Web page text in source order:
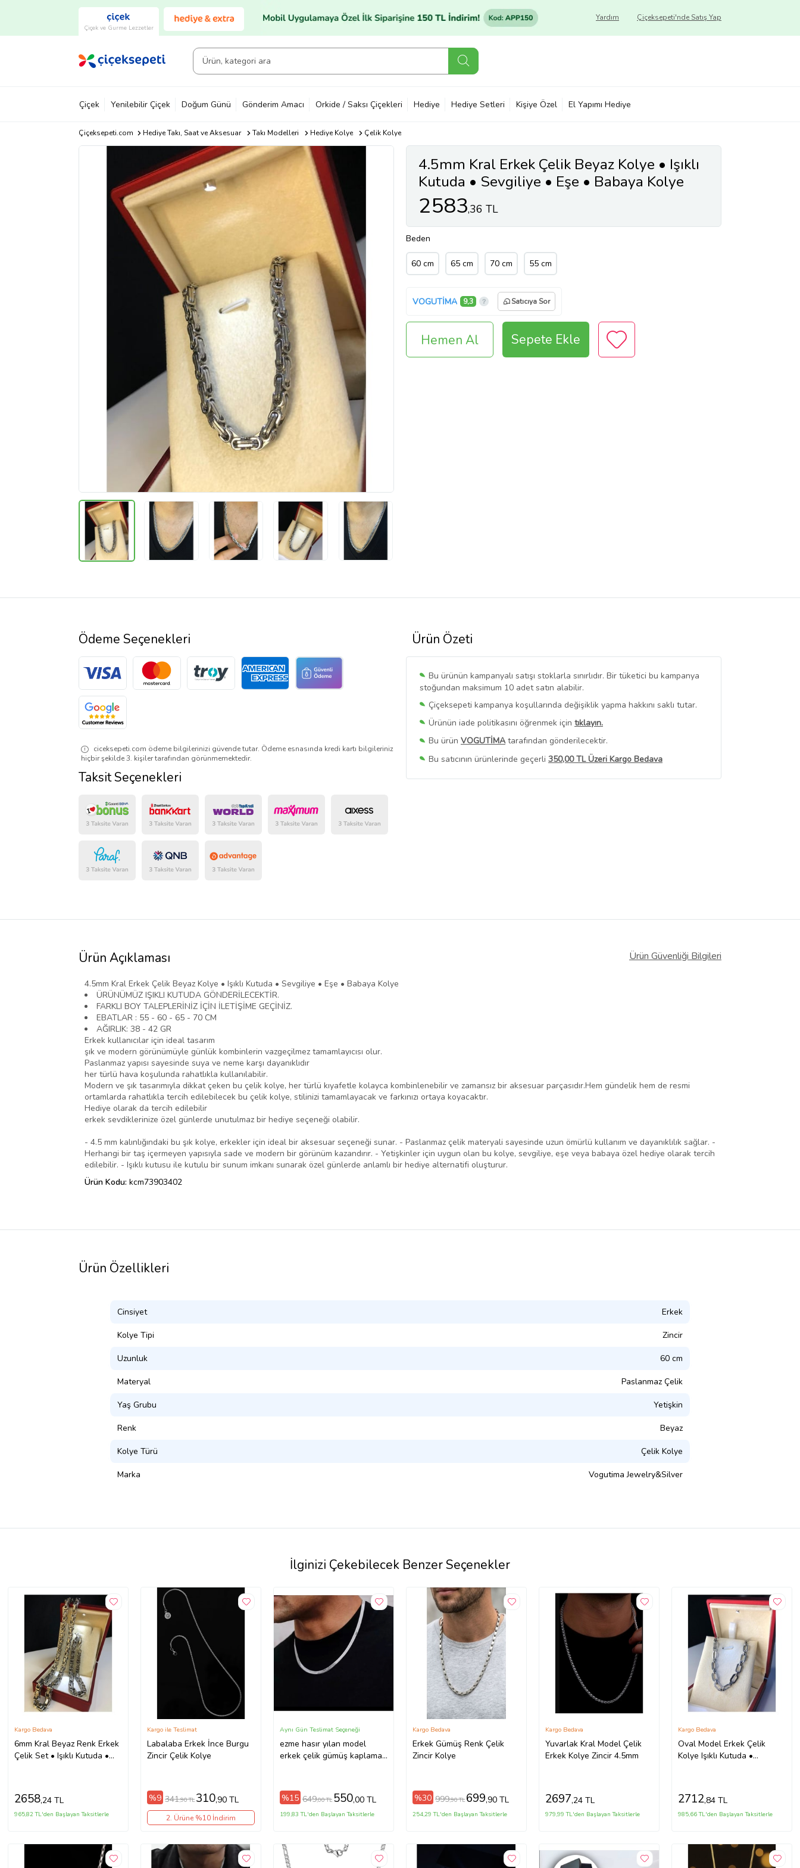
Çiçek ve Gurme Lezzetler
Çiçeksepeti'nde Satış Yap
Yardım
Çiçek Yenilebilir Çiçek Doğum Günü Gönderim Amacı Orkide / Saksı Çiçekleri Hediye Hediye Setleri Kişiye Özel El Yapımı Hediye
Çiçeksepeti.com Hediye Takı, Saat ve Aksesuar Takı Modelleri Hediye Kolye Çelik Kolye
4.5mm Kral Erkek Çelik Beyaz Kolye • Işıklı
Kutuda • Sevgiliye • Eşe • Babaya Kolye
2583,36 TL
Beden
60 cm 65 cm 70 cm 55 cm
VOGUTİMA 9,3 Satıcıya Sor
Hemen Al Sepete Ekle
Ürün Özeti
Bu ürünün kampanyalı satışı stoklarla sınırlıdır. Bir tüketici bu kampanya
stoğundan maksimum 10 adet satın alabilir.
Çiçeksepeti kampanya koşullarında değişiklik yapma hakkını saklı tutar.
Ürünün iade politikasını öğrenmek için tıklayın.
Bu ürün VOGUTİMAtarafından gönderilecektir.
Bu satıcının ürünlerinde geçerli 350,00 TL Üzeri Kargo Bedava
Bu SatıcınınTüm Ürünlerini Görüntüle
Ödeme Seçenekleri
ciceksepeti.com ödeme bilgilerinizi güvende tutar. Ödeme esnasında kredi kartı bilgileriniz
hiçbir şekilde 3. kişiler tarafından görünmemektedir.
Taksit Seçenekleri
Ürün Açıklaması Ürün Güvenliği Bilgileri
4.5mm Kral Erkek Çelik Beyaz Kolye • Işıklı Kutuda • Sevgiliye • Eşe • Babaya Kolye
ÜRÜNÜMÜZ IŞIKLI KUTUDA GÖNDERİLECEKTİR.
FARKLI BOY TALEPLERİNİZ İÇİN İLETİŞİME GEÇİNİZ.
EBATLAR : 55 - 60 - 65 - 70 CM
AĞIRLIK: 38 - 42 GR
Erkek kullanıcılar için ideal tasarım
şık ve modern görünümüyle günlük kombinlerin vazgeçilmez tamamlayıcısı olur.
Paslanmaz yapısı sayesinde suya ve neme karşı dayanıklıdır
her türlü hava koşulunda rahatlıkla kullanılabilir.
Modern ve şık tasarımıyla dikkat çeken bu çelik kolye, her türlü kıyafetle kolayca kombinlenebilir ve zamansız bir aksesuar parçasıdır.Hem gündelik hem de resmi
ortamlarda rahatlıkla tercih edilebilecek bu çelik kolye, stilinizi tamamlayacak ve farkınızı ortaya koyacaktır.
Hediye olarak da tercih edilebilir
erkek sevdiklerinize özel günlerde unutulmaz bir hediye seçeneği olabilir.
- 4.5 mm kalınlığındaki bu şık kolye, erkekler için ideal bir aksesuar seçeneği sunar. - Paslanmaz çelik materyali sayesinde uzun ömürlü kullanım ve dayanıklılık sağlar. -
Herhangi bir taş içermeyen yapısıyla sade ve modern bir görünüm kazandırır. - Yetişkinler için uygun olan bu kolye, sevgiliye, eşe veya babaya özel hediye olarak tercih
edilebilir. - Işıklı kutusu ile kutulu bir sunum imkanı sunarak özel günlerde anlamlı bir hediye alternatifi oluşturur.
Ürün Kodu: kcm73903402
Ürün Özellikleri
Cinsiyet Erkek
Kolye Tipi Zincir
Uzunluk 60 cm
Materyal Paslanmaz Çelik
Yaş Grubu Yetişkin
Renk Beyaz
Kolye Türü Çelik Kolye
Marka Vogutima Jewelry&Silver
İlginizi Çekebilecek Benzer Seçenekler
6mm Kral Beyaz Renk Erkek
Çelik Set • Işıklı Kutuda •
Kargo Bedava
2658,24 TL
965,82 TL'den Başlayan Taksitlerle
Labalaba Erkek İnce Burgu
Zincir Çelik Kolye
Kargo ile Teslimat
%9 341,90 TL 310,90 TL
2. Ürüne %10 İndirim
ezme hasır yılan model
erkek çelik gümüş kaplama
Aynı Gün Teslimat Seçeneği
%15 649,00 TL 550,00 TL
199,83 TL'den Başlayan Taksitlerle
Erkek Gümüş Renk Çelik
Zincir Kolye
Kargo Bedava
%30 999,90 TL 699,90 TL
254,29 TL'den Başlayan Taksitlerle
Yuvarlak Kral Model Çelik
Erkek Kolye Zincir 4.5mm
Kargo Bedava
2697,24 TL
979,99 TL'den Başlayan Taksitlerle
Oval Model Erkek Çelik
Kolye Işıklı Kutuda •
Kargo Bedava
2712,84 TL
985,66 TL'den Başlayan Taksitlerle